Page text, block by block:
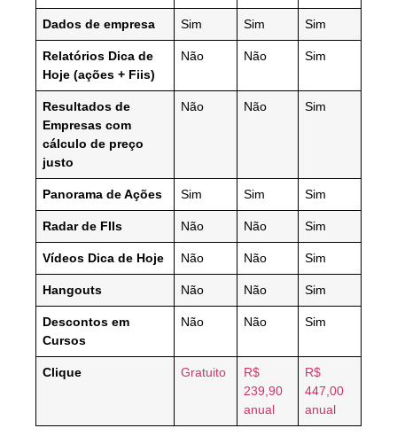
Dados de empresa Sim Sim Sim
Relatórios Dica de
Hoje (ações + Fiis)
Não Não Sim
Resultados de
Empresas com
cálculo de preço
justo
Não Não Sim
Panorama de Ações Sim Sim Sim
Radar de FIIs Não Não Sim
Vídeos Dica de Hoje Não Não Sim
Hangouts Não Não Sim
Descontos em
Cursos
Não Não Sim
Clique Gratuito
R$
239,90
anual
R$
447,00
anual